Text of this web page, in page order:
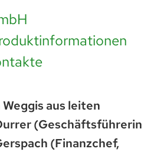
aus leiten
(Geschäftsführerin
(Finanzchef,